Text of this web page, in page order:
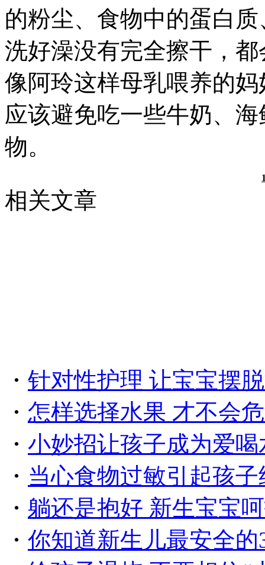
的粉尘、食物中的蛋白
洗好澡没有完全擦干，
像阿玲这样母乳喂养的
应该避免吃一些牛奶、
物。
相关文章
・ 针对性护理 让宝宝摆
・ 怎样选择水果 才不会
・ 小妙招让孩子成为爱
・ 当心食物过敏引起孩
・ 躺还是抱好 新生宝宝
・ 你知道新生儿最安全